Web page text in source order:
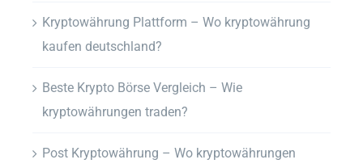
Kryptowährung Plattform – Wo kryptowährung
kaufen deutschland?
Beste Krypto Börse Vergleich – Wie
kryptowährungen traden?
Post Kryptowährung – Wo kryptowährungen